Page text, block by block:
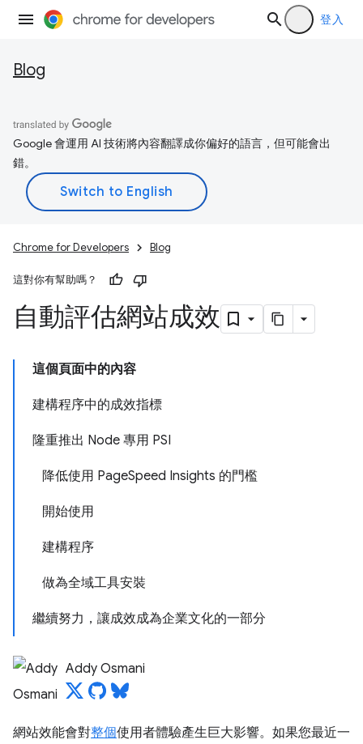
登入
Blog
Google 會運用 AI 技術將內容翻譯成你偏好的語言，但可能會出
錯。
Chrome for Developers Blog
這對你有幫助嗎？
自動評估網站成效
這個頁面中的內容
建構程序中的成效指標
隆重推出 Node 專用 PSI
降低使用 PageSpeed Insights 的門檻
開始使用
建構程序
做為全域工具安裝
繼續努力，讓成效成為企業文化的一部分
Addy Osmani
網站效能會對整個使用者體驗產生巨大影響。如果您最近一